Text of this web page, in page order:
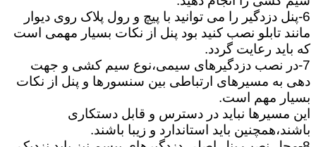
6-پنل دزدگیر را می توانید با پیچ و رول پلاک روی دیوار
مانند تابلو نصب کنید بود پنل از نکات بسیار مهمی است
که باید رعایت گردد.
7-در نصب دزدگیرهای سیمی،نوع سیم کشی و جهت
دهی به مسیرهای ارتباطی بین سنسورها و پنل از نکات
بسیار مهم است.
این مسیرها نباید در دسترس و قابل دستکاری
باشند،همچنین باید استاندارد و زیبا باشند.